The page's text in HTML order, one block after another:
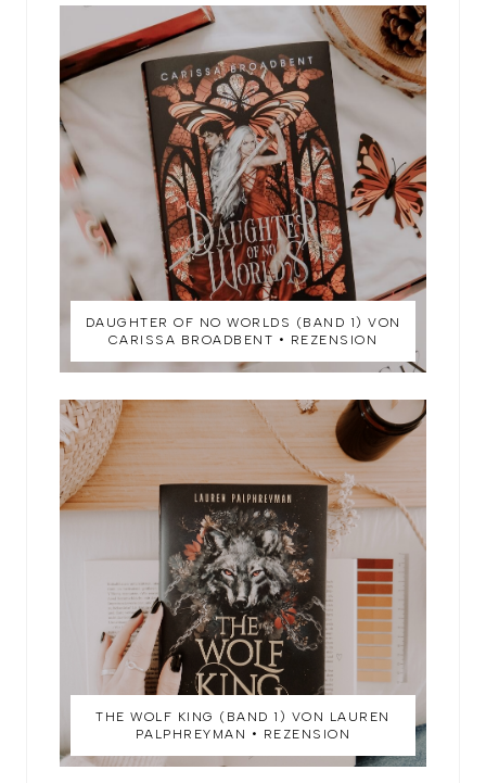
DAUGHTER OF NO WORLDS (BAND 1) VON
CARISSA BROADBENT • REZENSION
THE WOLF KING (BAND 1) VON LAUREN
PALPHREYMAN • REZENSION